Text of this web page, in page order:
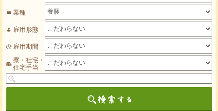
業種
雇用形態
雇用期間
寮・社宅・
住宅手当